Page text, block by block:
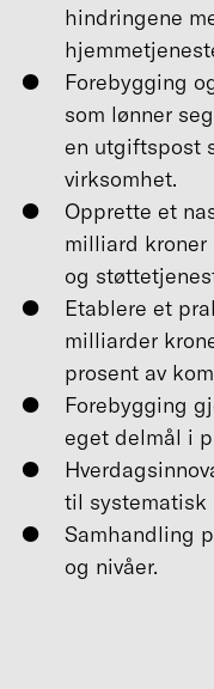
hindringene
Forebygging
som lønner
en utgiftspost
virksomhet.
Opprette et
milliard
og
Etablere et
milliarder
prosent av
Forebygging
eget delmål i
til systematisk
Samhandling
og nivåer.